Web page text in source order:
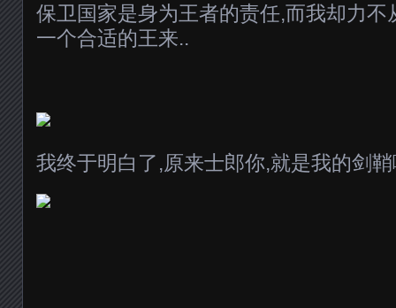
保卫国家是身为王者的责任,而我却力不
一个合适的王来..
我终于明白了,原来士郎你,就是我的剑